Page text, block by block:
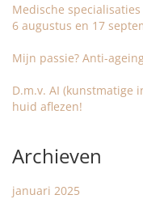
Medische specialisaties
6 augustus en 17
Mijn passie? Anti-
D.m.v. AI (kunstmatige
huid aflezen!
Archieven
januari 2025